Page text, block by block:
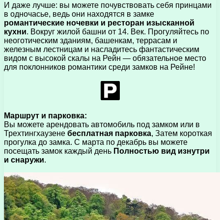
И даже лучше: вы можете почувствовать себя принцами
в одночасье, ведь они находятся в замке
романтические ночевки и ресторан изысканной
кухни. Вокруг жилой башни от 14. Век. Прогуляйтесь по
неоготическим зданиям, башенкам, террасам и
железным лестницам и насладитесь фантастическим
видом с высокой скалы на Рейн — обязательное место
для поклонников романтики среди замков на Рейне!
Маршрут и парковка:
Вы можете арендовать автомобиль под замком или в
Трехтингхаузене бесплатная парковка, Затем короткая
прогулка до замка. С марта по декабрь вы можете
посещать замок каждый день Полностью вид изнутри
и снаружи.